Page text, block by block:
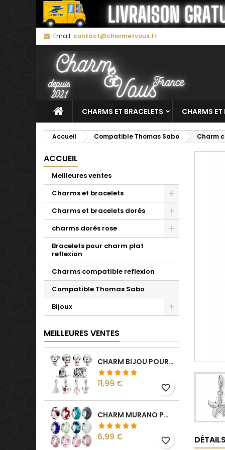
Email: contact@charmetvous.fr
CHARMS ET BRACELETS CHARMS ET
Accueil Compatible Thomas Sabo Charm
ACCUEIL
Meilleures ventes
Charms et bracelets
Charms et bracelets dorés
charms dorés rose
Bracelets pour charm plat
reflexion
Charms compatible reflexion
Compatible Thomas Sabo
Bijoux
MEILLEURES VENTES
CHARM BIJOU POUR BRACELET COLLECTION HARRY
Prix
11,99 € favorite_border
CHARM MURANO POUR BRACELET SÉPARATEUR FLEUR COEUR TRANSPARENT
Prix
6,99 € favorite_border